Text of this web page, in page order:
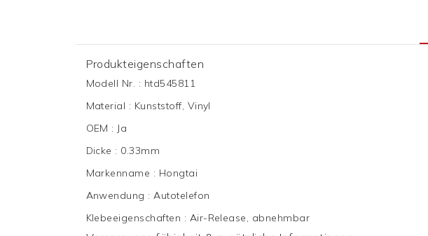
Produkteigenschaften
Modell Nr. : htd545811
Material : Kunststoff, Vinyl
OEM : Ja
Dicke : 0.33mm
Markenname : Hongtai
Anwendung :Autotelefon
Klebeeigenschaften : Air-Release, abnehmbar